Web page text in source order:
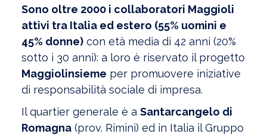
Sono oltre 2000 i collaboratori Maggioli
attivi tra Italia ed estero (55% uomini e
45% donne) con età media di 42 anni (20%
sotto i 30 anni): a loro è riservato il progetto
Maggiolinsieme per promuovere iniziative
di responsabilità sociale di impresa.
Il quartier generale è a Santarcangelo di
Romagna (prov. Rimini) ed in Italia il Gruppo